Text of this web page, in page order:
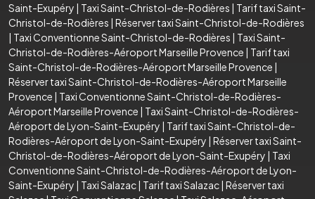
Saint-Exupéry | Taxi Saint-Christol-de-Rodières | Tarif taxi Saint-
Christol-de-Rodières | Réserver taxi Saint-Christol-de-Rodières
| Taxi Conventionne Saint-Christol-de-Rodières | Taxi Saint-
Christol-de-Rodières-Aéroport Marseille Provence | Tarif taxi
Saint-Christol-de-Rodières-Aéroport Marseille Provence |
Réserver taxi Saint-Christol-de-Rodières-Aéroport Marseille
Provence | Taxi Conventionne Saint-Christol-de-Rodières-
Aéroport Marseille Provence | Taxi Saint-Christol-de-Rodières-
Aéroport de Lyon-Saint-Exupéry | Tarif taxi Saint-Christol-de-
Rodières-Aéroport de Lyon-Saint-Exupéry | Réserver taxi Saint-
Christol-de-Rodières-Aéroport de Lyon-Saint-Exupéry | Taxi
Conventionne Saint-Christol-de-Rodières-Aéroport de Lyon-
Saint-Exupéry | Taxi Salazac| Tarif taxi Salazac| Réserver taxi